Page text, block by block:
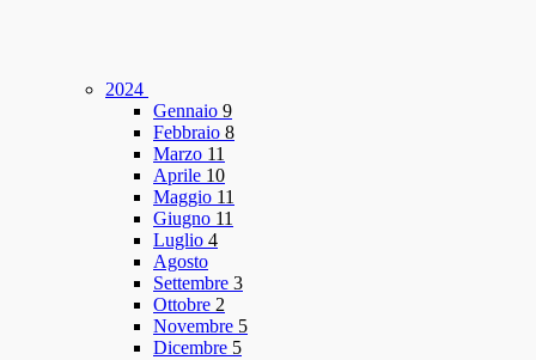
2024
Gennaio 9
Febbraio 8
Marzo 11
Aprile 10
Maggio 11
Giugno 11
Luglio 4
Agosto
Settembre 3
Ottobre 2
Novembre 5
Dicembre 5